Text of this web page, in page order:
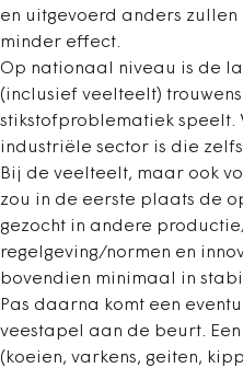
en uitgevoerd anders
minder effect.
Op nationaal niveau is de
(inclusief veelteelt)
stikstofproblematiek speelt.
industriële sector is die
Bij de veelteelt, maar ook
zou in de eerste plaats de
gezocht in andere
regelgeving/normen en
bovendien minimaal in
Pas daarna komt een
veestapel aan de beurt.
(koeien, varkens, geiten,